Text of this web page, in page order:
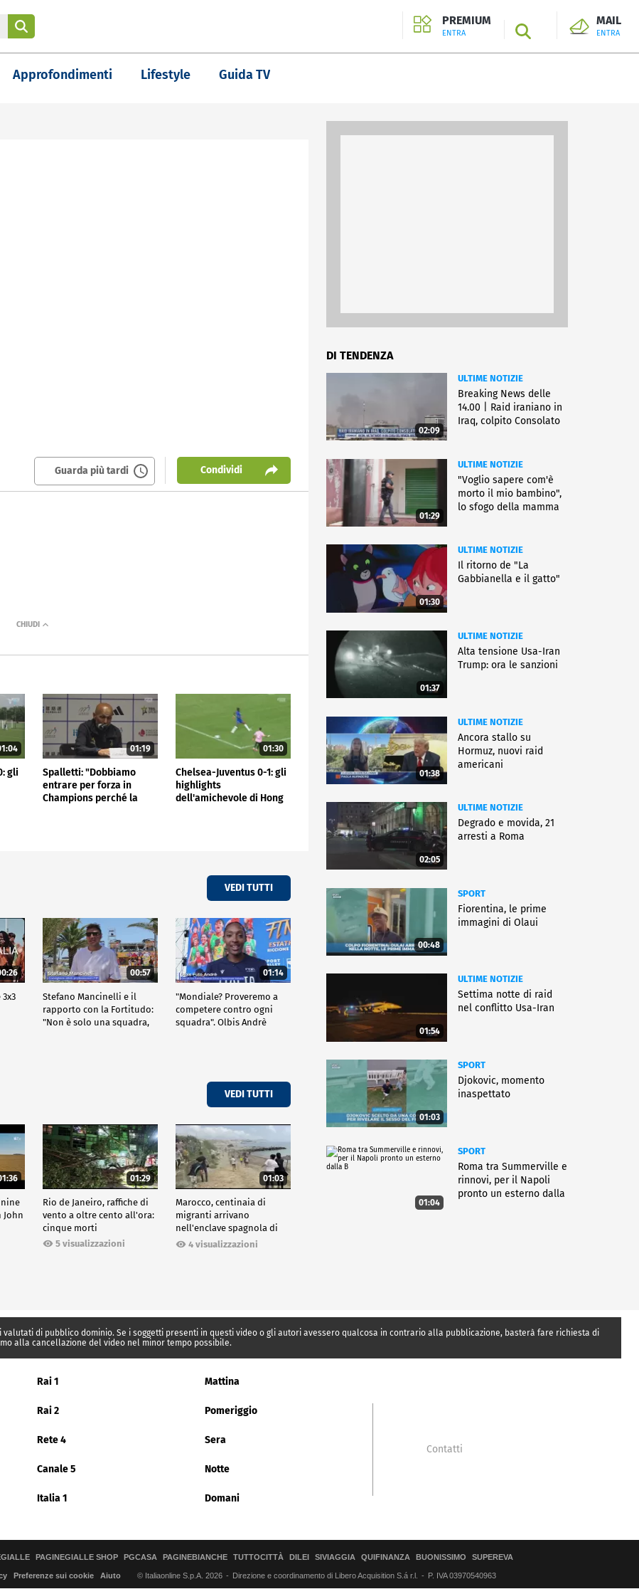
PREMIUM
ENTRA SEARCH
MAIL
ENTRA
Approfondimenti Lifestyle Guida TV
Guarda più tardi Condividi
gli
01:19
Spalletti: "Dobbiamo
entrare per forza in
Champions perché la
01:30
Chelsea-Juventus 0-1: gli
highlights
dell'amichevole di Hong
VEDI TUTTI
00:57
Stefano Mancinelli e il
rapporto con la Fortitudo:
"Non è solo una squadra,
01:14
"Mondiale? Proveremo a
competere contro ogni
squadra". Olbis Andrè
VEDI TUTTI
John
01:29
Rio de Janeiro, raffiche di
vento a oltre cento all'ora:
cinque morti
5 visualizzazioni
01:03
Marocco, centinaia di
migranti arrivano
nell'enclave spagnola di
Ceuta4 visualizzazioni
DI TENDENZA
02:09
ULTIME NOTIZIE
Breaking News delle
14.00 | Raid iraniano in
Iraq, colpito Consolato
01:29
ULTIME NOTIZIE
"Voglio sapere com'è
morto il mio bambino",
lo sfogo della mamma
01:30
ULTIME NOTIZIE
Il ritorno de "La
Gabbianella e il gatto"
01:37
ULTIME NOTIZIE
Alta tensione Usa-Iran
Trump: ora le sanzioni
01:38
ULTIME NOTIZIE
Ancora stallo su
Hormuz, nuovi raid
americani
02:05
ULTIME NOTIZIE
Degrado e movida, 21
arresti a Roma
00:48
SPORT
Fiorentina, le prime
immagini di Olaui
01:54
ULTIME NOTIZIE
Settima notte di raid
nel conflitto Usa-Iran
01:03
SPORT
Djokovic, momento
inaspettato
01:04
SPORT
Roma tra Summerville e
rinnovi, per il Napoli
pronto un esterno dalla
di pubblico dominio. Se i soggetti presenti in questi video o gli autori avessero qualcosa in contrario alla pubblicazione, basterà fare richiesta di
alla cancellazione del video nel minor tempo possibile.
Rai 1 Mattina
Rai 2 Pomeriggio
Rete 4 Sera
Canale 5 Notte
Italia 1 Domani
Contatti
PAGINEGIALLE SHOP PGCASA PAGINEBIANCHE TUTTOCITTÀ DILEI SIVIAGGIA QUIFINANZA BUONISSIMO SUPEREVA
Preferenze sui cookie Aiuto © Italiaonline S.p.A. 2026 Direzione e coordinamento di Libero Acquisition S.á r.l. P. IVA 03970540963